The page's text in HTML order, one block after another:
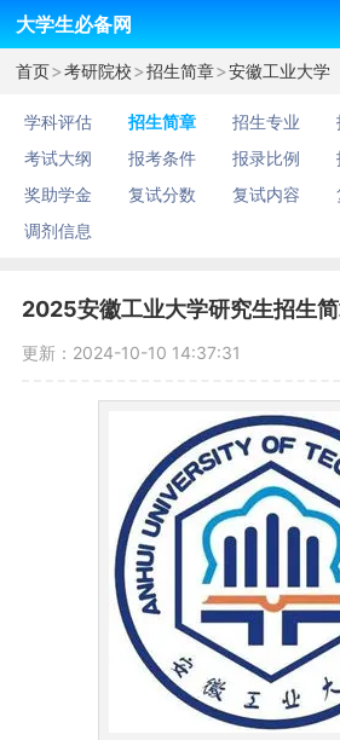
大学生必备网
首页>考研院校>招生简章>安徽工业大学
学科评估 招生简章 招生专业
考试大纲
报考条件 报录比例
奖助学金
复试分数 复试内容
调剂信息
2025安徽工业大学研究生招生
更新：2024-10-10 14:37:31